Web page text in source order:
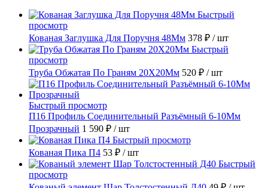
Быстрый
просмотр
Кованая Заглушка Для Поручня 48Мм 378 ₽ / шт
Быстрый
просмотр
Труба Обжатая По Граням 20X20Мм 520 ₽ / шт
Быстрый просмотр
П16 Профиль Соединительный Разъёмный 6-10Мм
Прозрачный 1 590 ₽ / шт
Быстрый просмотр
Кованая Пика П4 53 ₽ / шт
Быстрый
просмотр